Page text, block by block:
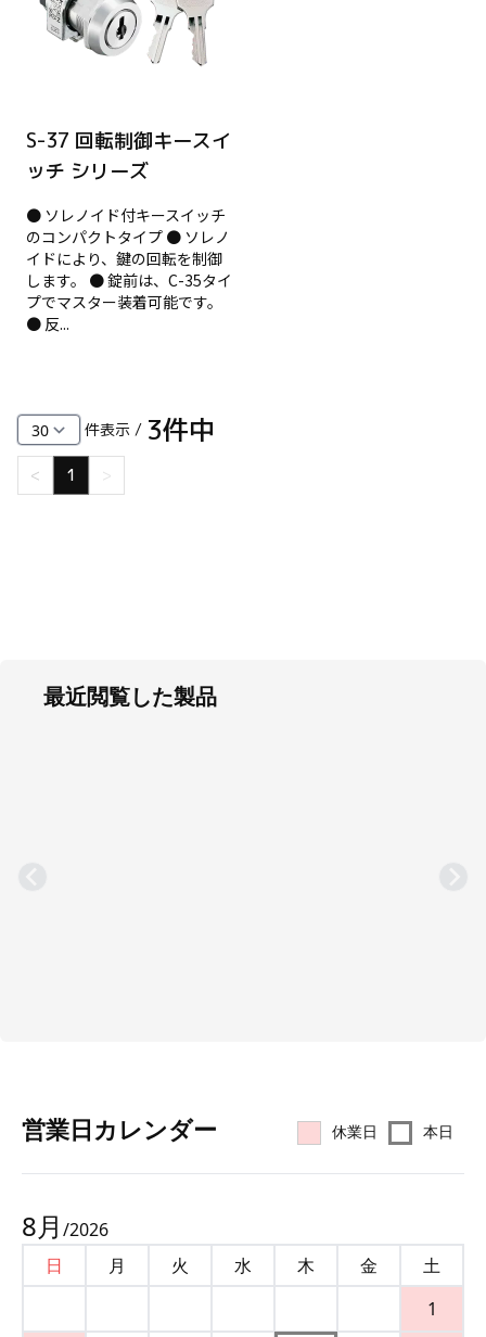
S-37 回転制御キースイ
ッチ シリーズ
● ソレノイド付キースイッチ
のコンパクトタイプ ● ソレノ
イドにより、鍵の回転を制御
します。 ● 錠前は、C-35タイ
プでマスター装着可能です。
● 反...
件表示 / 3件中
< 1 >
最近閲覧した製品
営業⽇カレンダー 休業日 本日
8月 /2026
日
月 火 水 木 金
土
1